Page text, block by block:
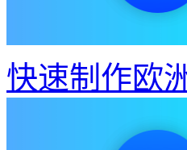
快速制作欧